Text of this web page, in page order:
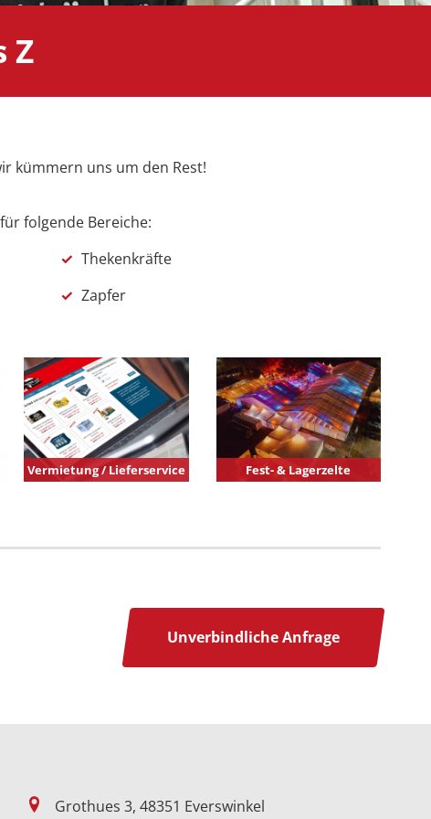
Z
kümmern uns um den Rest!
folgende Bereiche:
✓ Thekenkräfte
✓ Zapfer
Vermietung / Lieferservice Fest- & Lagerzelte
Unverbindliche Anfrage
Grothues 3, 48351 Everswinkel